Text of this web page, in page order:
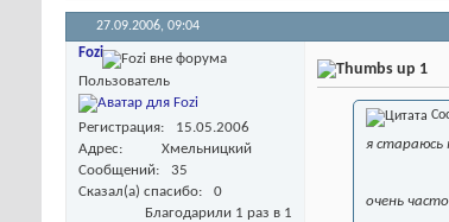
27.09.2006, 09:04
Fozi
Пользователь
Регистрация
15.05.2006
Адрес
Хмельницкий
Сообщений
35
Сказал(а) спасибо
0
Благодарили 1 раз в 1
1
я стараюсь
очень